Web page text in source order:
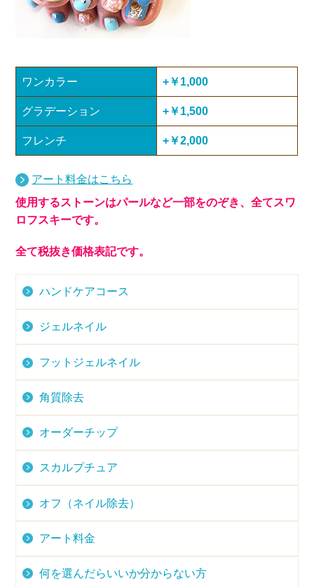
ワンカラー +￥1,000
グラデーション +￥1,500
フレンチ +￥2,000
アート料金はこちら
使用するストーンはパールなど一部をのぞき、全てスワ
ロフスキーです。
全て税抜き価格表記です。
ハンドケアコース
ジェルネイル
フットジェルネイル
角質除去
オーダーチップ
スカルプチュア
オフ（ネイル除去）
アート料金
何を選んだらいいか分からない方